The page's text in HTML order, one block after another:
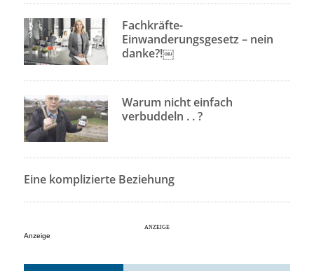
Fachkräfte-
Einwanderungsgesetz – nein
danke?!￼
Warum nicht einfach
verbuddeln . . ?
Eine komplizierte Beziehung
Anzeige